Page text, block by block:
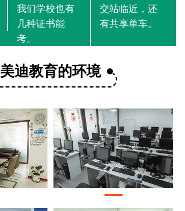
我们学校也有
几种证书能
考。
交站临近，还
有共享单车。
美迪教育的环境